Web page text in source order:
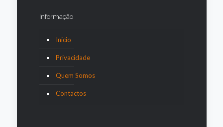
Informação
Inicio
Privacidade
Quem Somos
Contactos